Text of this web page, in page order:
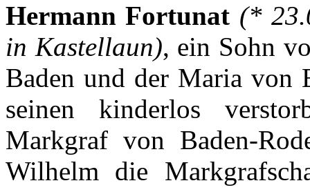
HermannFortunat (*
in Kastellaun), ein Sohn
Baden und der Maria von
seinen
kinderlos
Markgraf von Baden-
Wilhelm die